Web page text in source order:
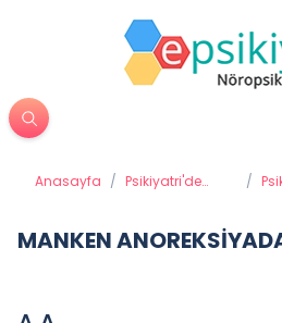
Anasayfa / Psikiyatri'de
/
MANKEN